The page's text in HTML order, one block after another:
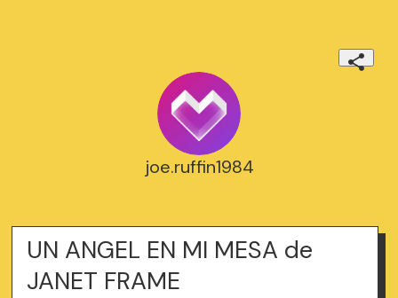
joe.ruffin1984
UN ANGEL EN MI MESA de
JANET FRAME